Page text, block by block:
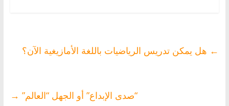
← هل يمكن تدريس الرياضيات باللغة الأمازيغية الآن؟
“صدى الإبداع” أو الجهل “العالم” →